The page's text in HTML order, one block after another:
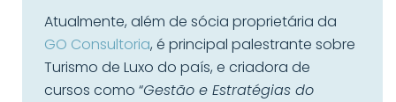
Atualmente, além de sócia proprietária da
GO Consultoria, é principal palestrante sobre
Turismo de Luxo do país, e criadora de
cursos como “Gestão e Estratégias do